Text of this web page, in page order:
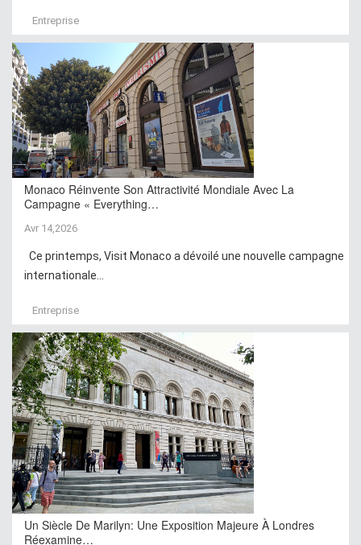
Entreprise
Monaco Réinvente Son Attractivité Mondiale Avec La
Campagne « Everything…
Avr 14,2026
Ce printemps, Visit Monaco a dévoilé une nouvelle campagne
internationale...
Entreprise
Un Siècle De Marilyn: Une Exposition Majeure À Londres
Réexamine…